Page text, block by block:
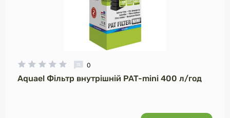
0
Aquael Фільтр внутрішній PAT-mini 400 л/год